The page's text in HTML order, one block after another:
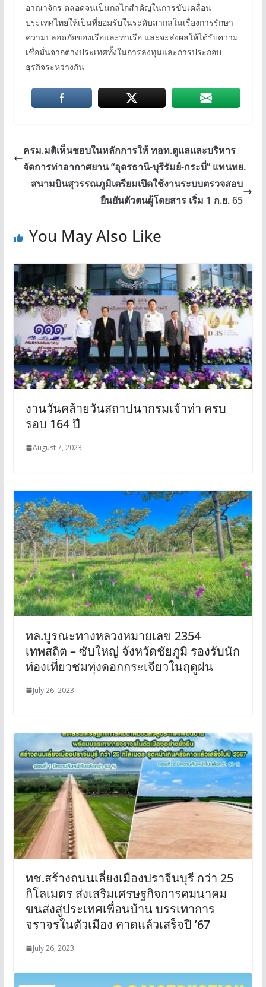
อาณาจักร ตลอดจนเป็นกลไกสำคัญในการขับเคลื่อน
ประเทศไทยให้เป็นที่ยอมรับในระดับสากลในเรื่องการรักษา
ความปลอดภัยของเรือและท่าเรือ และจะส่งผลให้ได้รับความ
เชื่อมั่นจากต่างประเทศทั้งในการลงทุนและการประกอบ
ธุรกิจระหว่างกัน
ครม.มติเห็นชอบในหลักการให้ ทอท.ดูแลและบริหาร
จัดการท่าอากาศยาน “อุดรธานี-บุรีรัมย์-กระบี่” แทนทย.
สนามบินสุวรรณภูมิเตรียมเปิดใช้งานระบบตรวจสอบ
ยืนยันตัวตนผู้โดยสาร เริ่ม 1 ก.ย. 65
You May Also Like
งานวันคล้ายวันสถาปนากรมเจ้าท่า ครบ
รอบ 164 ปี
August 7, 2023
ทล.บูรณะทางหลวงหมายเลข 2354
เทพสถิต – ซับใหญ่ จังหวัดชัยภูมิ รองรับนัก
ท่องเที่ยวชมทุ่งดอกกระเจียวในฤดูฝน
July 26, 2023
ทช.สร้างถนนเลี่ยงเมืองปราจีนบุรี กว่า 25
กิโลเมตร ส่งเสริมเศรษฐกิจการคมนาคม
ขนส่งสู่ประเทศเพื่อนบ้าน บรรเทาการ
จราจรในตัวเมือง คาดแล้วเสร็จปี ’67
July 26, 2023